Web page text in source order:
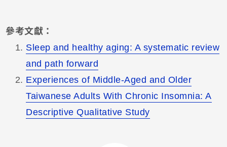
參考文獻：
Sleep and healthy aging: A systematic review
and path forward
Experiences of Middle-Aged and Older
Taiwanese Adults With Chronic Insomnia: A
Descriptive Qualitative Study